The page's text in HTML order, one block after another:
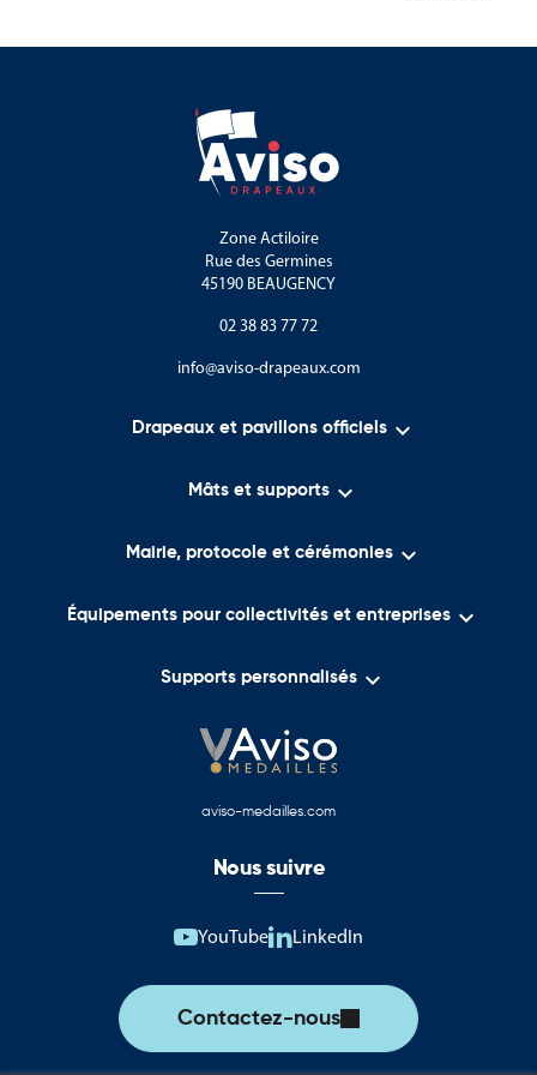
En complément de cette catégorie, vous trouverez également
destinés à l’aménagement urbain. (
Zone Actiloire
Rue des Germines
45190 BEAUGENCY
02 38 83 77 72
info@aviso-drapeaux.com
Drapeaux et pavillons officiels 
Mâts et supports 
Mairie, protocole et cérémonies 
Équipements pour collectivités et entreprises 
Supports personnalisés 
aviso-medailles.com
Nous suivre
YouTube LinkedIn
Contactez-nous